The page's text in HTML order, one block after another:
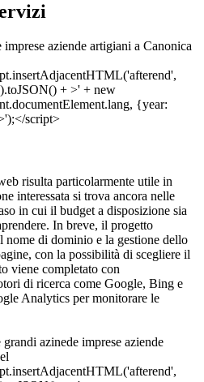
risulta particolarmente utile in
interessata si trova ancora nelle
in cui il budget a disposizione sia
In breve, il progetto
nome di dominio e la gestione dello
con la possibilità di scegliere il
viene completato con
di ricerca come Google, Bing e
Analytics per monitorare le